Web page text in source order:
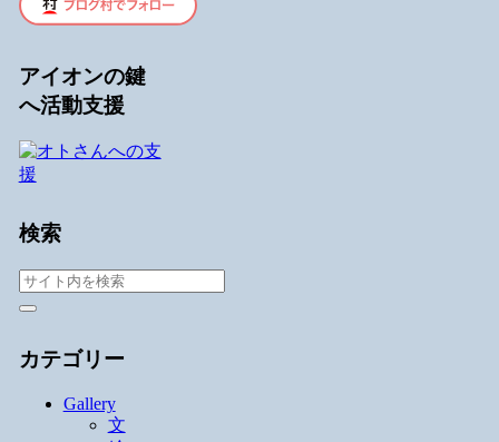
アイオンの鍵
へ活動支援
検索
カテゴリー
Gallery
文